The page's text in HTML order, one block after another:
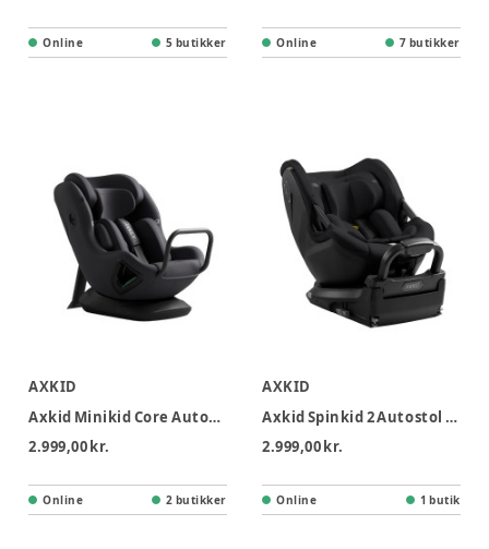
Online 5 butikker Online 7 butikker
AXKID
Axkid Minikid Core Autostol - Arctic Mist Grey
2.999,00 kr.
Online 2 butikker
AXKID
Axkid Spinkid 2 Autostol - Coastal Storm Black
2.999,00 kr.
Online 1 butik